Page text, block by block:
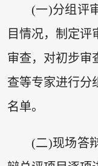
(一)分组评
目情况，制定评
审查，对初步审
查等专家进行分
名单。
(二)现场答